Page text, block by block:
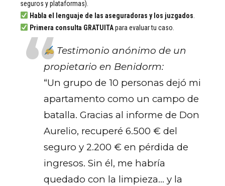
seguros y plataformas).
Habla el lenguaje de las aseguradoras y los juzgados
Primera consulta GRATUITApara evaluar tu caso.
Testimonio anónimo de un
propietario en Benidorm:
“Un grupo de 10 personas dejó mi
apartamento como un campo de
batalla. Gracias al informe de Don
Aurelio, recuperé 6.500 € del
seguro y 2.200 € en pérdida de
ingresos. Sin él, me habría
quedado con la limpieza… y la